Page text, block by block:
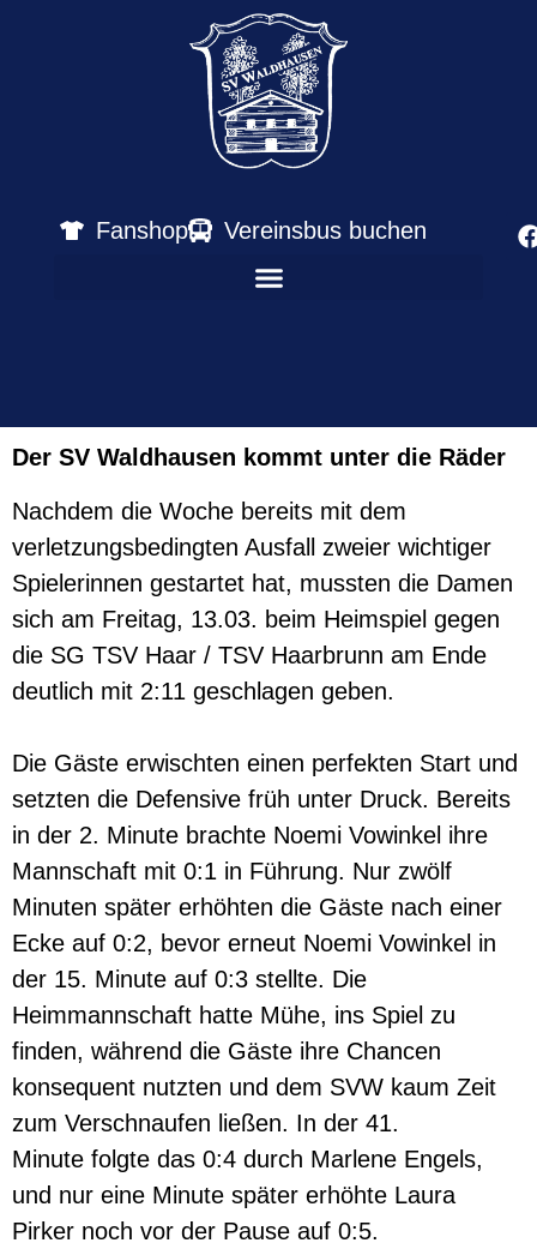
Fanshop Vereinsbus buchen
Der SV Waldhausen kommt unter die Räder
Nachdem die Woche bereits mit dem
verletzungsbedingten Ausfall zweier wichtiger
Spielerinnen gestartet hat, mussten die Damen
sich am Freitag, 13.03. beim Heimspiel gegen
die SG TSV Haar / TSV Haarbrunn am Ende
deutlich mit 2:11 geschlagen geben.
Die Gäste erwischten einen perfekten Start und
setzten die Defensive früh unter Druck. Bereits
in der 2. Minute brachte Noemi Vowinkel ihre
Mannschaft mit 0:1 in Führung. Nur zwölf
Minuten später erhöhten die Gäste nach einer
Ecke auf 0:2, bevor erneut Noemi Vowinkel in
der 15. Minute auf 0:3 stellte. Die
Heimmannschaft hatte Mühe, ins Spiel zu
finden, während die Gäste ihre Chancen
konsequent nutzten und dem SVW kaum Zeit
zum Verschnaufen ließen. In der 41.
Minute folgte das 0:4 durch Marlene Engels,
und nur eine Minute später erhöhte Laura
Pirker noch vor der Pause auf 0:5.